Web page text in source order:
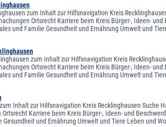
zum Inhalt zur Hilfsnavigation Kreis
Ortsrecht Karriere beim Kreis Bürger-, Ideen-
und Familie Gesundheit und Ernährung Umwelt und
zum Inhalt zur Hilfsnavigation Kreis
Ortsrecht Karriere beim Kreis Bürger-, Ideen-
und Familie Gesundheit und Ernährung Umwelt und
Inhalt zur Hilfsnavigation Kreis Recklinghausen Suche
Karriere beim Kreis Bürger-, Ideen- und
und Ernährung Umwelt und Tiere Leben und